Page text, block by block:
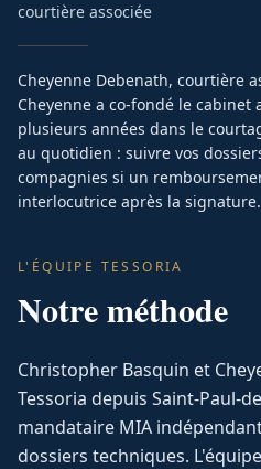
courtière associée
Cheyenne Debenath, courtière
Cheyenne a co-fondé le cabinet
plusieurs années dans le
au quotidien : suivre vos
compagnies si un
interlocutrice après la signature.
L'ÉQUIPE TESSORIA
Notre méthode
Christopher Basquin et
Tessoria depuis Saint-Paul-
mandataire MIA
dossiers techniques.